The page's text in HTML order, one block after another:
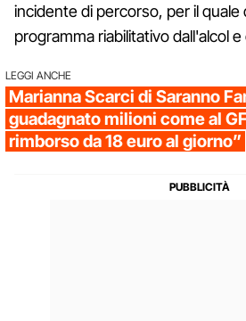
incidente di percorso, per il quale
programma riabilitativo dall'alcol e
LEGGI ANCHE
Marianna Scarci di Saranno
guadagnato milioni come al
rimborso da 18 euro al giorno”